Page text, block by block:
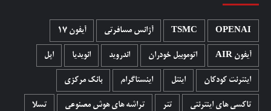
OPENAI
TSMC آژانس مسافرتی آیفون 17
آیفون AIR اتوموبیل خودران اندروید انویدیا اپل
اینترنت کودکان اینتل اینستاگرام بانک مرکزی
تاکسی های اینترنتی تتر تراشه های هوش مصنوعی تسلا